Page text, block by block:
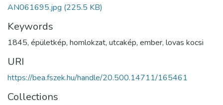
AN061695.jpg (225.5 KB)
Keywords
1845, épületkép, homlokzat, utcakép, ember, lovas kocsi
URI
https://bea.fszek.hu/handle/20.500.14711/165461
Collections